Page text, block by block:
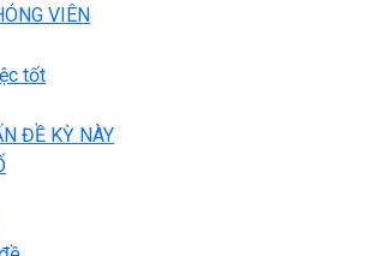
VIÊN
tốt
ĐỀ KỲ NÀY